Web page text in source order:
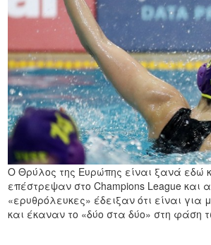
Ο Θρύλος της Ευρώπης είναι ξανά εδώ
επέστρεψαν στο Champions League και
«ερυθρόλευκες» έδειξαν ότι είναι
και έκαναν το «δύο στα δύο» στη φάση